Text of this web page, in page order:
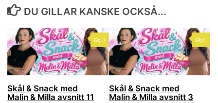
DU GILLAR KANSKE OCKSÅ...
0
Skål & Snack med
Malin & Milla avsnitt 11
0
Skål & Snack med
Malin & Milla avsnitt 3